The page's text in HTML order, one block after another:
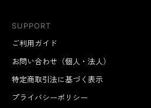
SUPPORT
ご利用ガイド
お問い合わせ（個人・法人）
特定商取引法に基づく表示
プライバシーポリシー